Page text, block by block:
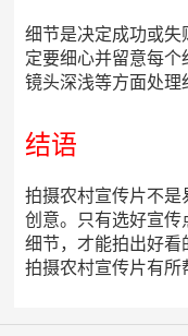
细节是决定成功或
定要细心并留意每个
镜头深浅等方面处理
结语
拍摄农村宣传片不是
创意。只有选好宣传
细节，才能拍出好看
拍摄农村宣传片有所